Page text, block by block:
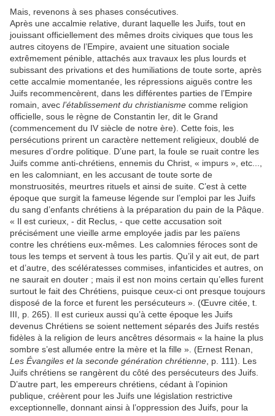
Mais, revenons à ses phases consécutives.
Après une accalmie relative, durant laquelle les Juifs, tout en
jouissant officiellement des mêmes droits civiques que tous les
autres citoyens de l’Empire, avaient une situation sociale
extrêmement pénible, attachés aux travaux les plus lourds et
subissant des privations et des humiliations de toute sorte, après
cette accalmie momentanée, les répressions aiguës contre les
Juifs recommencèrent, dans les différentes parties de l’Empire
romain, avec l’établissement du christianisme comme religion
officielle, sous le règne de Constantin Ier, dit le Grand
(commencement du IV siècle de notre ère). Cette fois, les
persécutions prirent un caractère nettement religieux, doublé de
mesures d’ordre politique. D’une part, la foule se ruait contre les
Juifs comme anti-chrétiens, ennemis du Christ, « impurs », etc...,
en les calomniant, en les accusant de toute sorte de
monstruosités, meurtres rituels et ainsi de suite. C’est à cette
époque que surgit la fameuse légende sur l’emploi par les Juifs
du sang d’enfants chrétiens à la préparation du pain de la Pâque.
« Il est curieux, - dit Reclus, - que cette accusation soit
précisément une vieille arme employée jadis par les païens
contre les chrétiens eux-mêmes. Les calomnies féroces sont de
tous les temps et servent à tous les partis. Qu’il y ait eut, de part
et d’autre, des scélératesses commises, infanticides et autres, on
ne saurait en douter ; mais il est non moins certain qu’elles furent
surtout le fait des Chrétiens, puisque ceux-ci ont presque toujours
disposé de la force et furent les persécuteurs ». (Œuvre citée, t.
III, p. 265). Il est curieux aussi qu’à cette époque les Juifs
devenus Chrétiens se soient nettement séparés des Juifs restés
fidèles à la religion de leurs ancêtres désormais « la haine la plus
sombre s’est allumée entre la mère et la fille ». (Ernest Renan,
Les Évangiles et la seconde génération chrétienne , p. 111). Les
Juifs chrétiens se rangèrent du côté des persécuteurs des Juifs.
D’autre part, les empereurs chrétiens, cédant à l’opinion
publique, créèrent pour les Juifs une législation restrictive
exceptionnelle, donnant ainsi à l’oppression des Juifs, pour la